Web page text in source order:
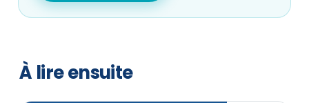
À lire ensuite